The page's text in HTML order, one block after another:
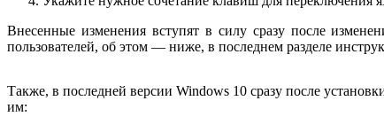
Внесенные изменения вступят в силу сразу после
пользователей, об этом — ниже, в последнем разделе
Также, в последней версии Windows 10 сразу после
им: